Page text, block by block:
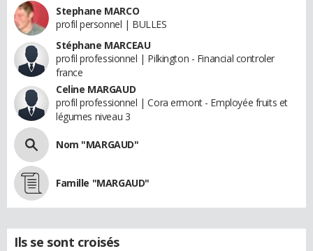
Stephane MARCO
profil personnel | BULLES
Stéphane MARCEAU
profil professionnel | Pilkington - Financial controler
france
Celine MARGAUD
profil professionnel | Cora ermont - Employée fruits et
légumes niveau 3
Nom "MARGAUD"
Famille "MARGAUD"
Ils se sont croisés